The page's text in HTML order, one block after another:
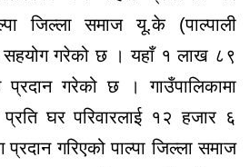
जिल्ला समाज यू.के (पाल्पाली
सहयोग गरेको छ । यहाँ १ लाख ८९
गरेको छ । गाउँपालिकामा
घर परिवारलाई १२ हजार ६
गरिएको पाल्पा जिल्ला समाज